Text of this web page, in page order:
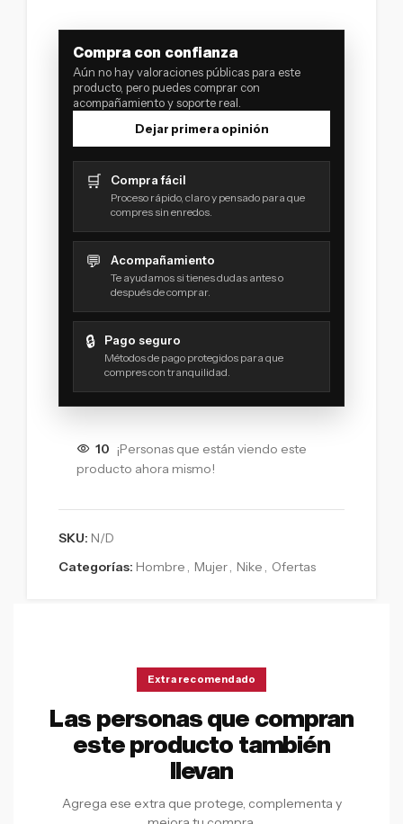
Compra con confianza
Aún no hay valoraciones públicas para este
producto, pero puedes comprar con
acompañamiento y soporte real.
Dejar primera opinión
🛒 Compra fácil
Proceso rápido, claro y pensado para que
compres sin enredos.
💬 Acompañamiento
Te ayudamos si tienes dudas antes o
después de comprar.
🔒 Pago seguro
Métodos de pago protegidos para que
compres con tranquilidad.
10 ¡Personas que están viendo este
producto ahora mismo!
SKU: N/D
Categorías: Hombre , Mujer, Nike , Ofertas
Extra recomendado
Las personas que compran
este producto también
llevan
Agrega ese extra que protege, complementa y